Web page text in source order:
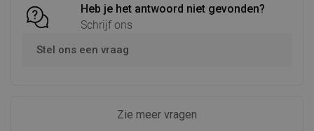
Heb je het antwoord niet gevonden?
Schrijf ons
Stel ons een vraag
Zie meer vragen